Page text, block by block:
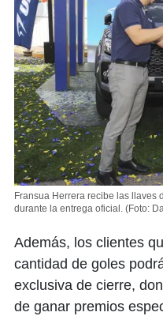
Fran­sua Herrera recibe las llaves
durante la entrega oficial. (Foto:
Además, los clientes
cantidad de goles
exclusiva de cierre,
de ganar premios